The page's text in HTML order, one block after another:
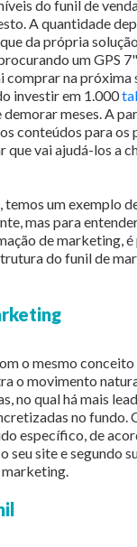
do funil de
A quantidade
da própria
um GPS
na próxima
investir em 1.000
demorar meses. A
conteúdos para os
que vai ajudá-los a
um exemplo
mas para
de marketing,
do funil de
o mesmo
o movimento
no qual há mais
no fundo.
específico, de
seu site e segundo